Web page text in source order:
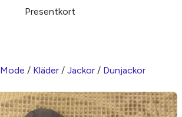
Presentkort
Mode / Kläder / Jackor / Dunjackor